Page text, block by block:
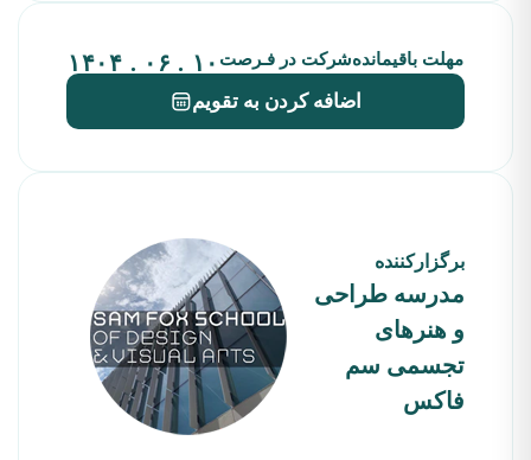
مهلت باقیمانده‌شرکت در فـرصت ۱۰ . ۰۶ . ۱۴۰۴
اضافه کردن به تقویم
برگزارکننده
مدرسه طراحی
و هنرهای
تجسمی سم
فاکس